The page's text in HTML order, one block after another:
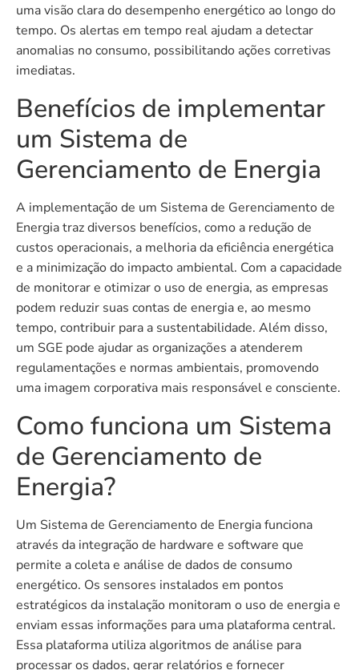
uma visão clara do desempenho energético ao longo do
tempo. Os alertas em tempo real ajudam a detectar
anomalias no consumo, possibilitando ações corretivas
imediatas.
Benefícios de implementar
um Sistema de
Gerenciamento de Energia
A implementação de um Sistema de Gerenciamento de
Energia traz diversos benefícios, como a redução de
custos operacionais, a melhoria da eficiência energética
e a minimização do impacto ambiental. Com a capacidade
de monitorar e otimizar o uso de energia, as empresas
podem reduzir suas contas de energia e, ao mesmo
tempo, contribuir para a sustentabilidade. Além disso,
um SGE pode ajudar as organizações a atenderem
regulamentações e normas ambientais, promovendo
uma imagem corporativa mais responsável e consciente.
Como funciona um Sistema
de Gerenciamento de
Energia?
Um Sistema de Gerenciamento de Energia funciona
através da integração de hardware e software que
permite a coleta e análise de dados de consumo
energético. Os sensores instalados em pontos
estratégicos da instalação monitoram o uso de energia e
enviam essas informações para uma plataforma central.
Essa plataforma utiliza algoritmos de análise para
processar os dados, gerar relatórios e fornecer